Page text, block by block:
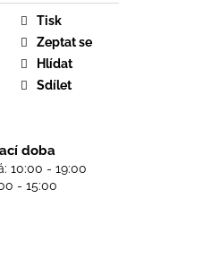
Tisk
Zeptat se
Hlídat
Sdílet
doba
10:00 - 19:00
- 15:00